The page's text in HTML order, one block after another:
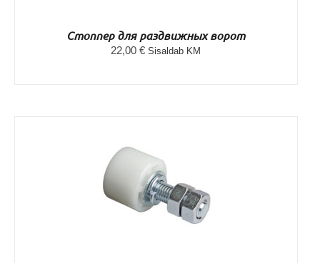
Стоппер для раздвижных ворот
22,00€ Sisaldab KM